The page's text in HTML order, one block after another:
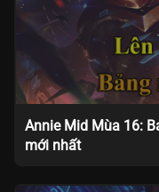
Annie Mid Mùa 16:
mới nhất